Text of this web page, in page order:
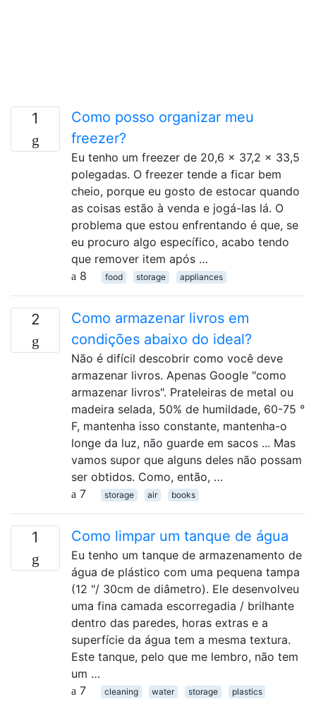
1
Como posso organizar meu
freezer?
Eu tenho um freezer de 20,6 x 37,2 x 33,5
polegadas. O freezer tende a ficar bem
cheio, porque eu gosto de estocar quando
as coisas estão à venda e jogá-las lá. O
problema que estou enfrentando é que, se
eu procuro algo específico, acabo tendo
que remover item após …
8
food storage appliances
2
Como armazenar livros em
condições abaixo do ideal?
Não é difícil descobrir como você deve
armazenar livros. Apenas Google "como
armazenar livros". Prateleiras de metal ou
madeira selada, 50% de humildade, 60-75 °
F, mantenha isso constante, mantenha-o
longe da luz, não guarde em sacos ... Mas
vamos supor que alguns deles não possam
ser obtidos. Como, então, …
7
storage air books
1 Como limpar um tanque de água
Eu tenho um tanque de armazenamento de
água de plástico com uma pequena tampa
(12 "/ 30cm de diâmetro). Ele desenvolveu
uma fina camada escorregadia / brilhante
dentro das paredes, horas extras e a
superfície da água tem a mesma textura.
Este tanque, pelo que me lembro, não tem
um …
7
cleaning water storage plastics